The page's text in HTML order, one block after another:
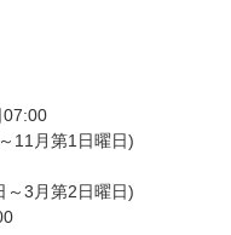
07:00
11月第1日曜日)
～3月第2日曜日)